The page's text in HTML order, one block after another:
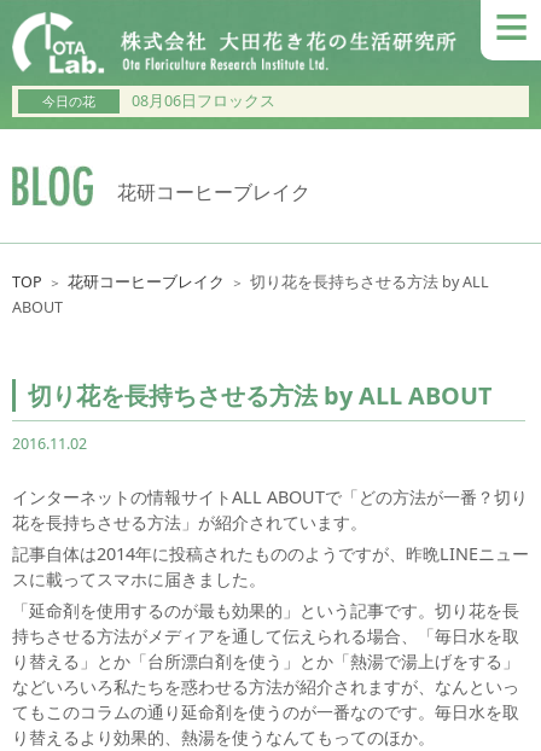
≡
今日の花 08月06日フロックス
花研コーヒーブレイク
TOP ＞ 花研コーヒーブレイク ＞ 切り花を長持ちさせる方法 by ALL
ABOUT
切り花を長持ちさせる方法 by ALL ABOUT
2016.11.02
インターネットの情報サイトALL ABOUTで「どの方法が一番？切り
花を長持ちさせる方法」が紹介されています。
記事自体は2014年に投稿されたもののようですが、昨晩LINEニュー
スに載ってスマホに届きました。
「延命剤を使用するのが最も効果的」という記事です。切り花を長
持ちさせる方法がメディアを通して伝えられる場合、「毎日水を取
り替える」とか「台所漂白剤を使う」とか「熱湯で湯上げをする」
などいろいろ私たちを惑わせる方法が紹介されますが、なんといっ
てもこのコラムの通り延命剤を使うのが一番なのです。毎日水を取
り替えるより効果的、熱湯を使うなんてもってのほか。